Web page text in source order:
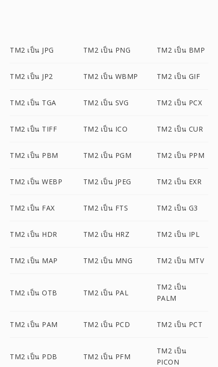
TM2 เป็น JPG TM2 เป็น PNG TM2 เป็น BMP
TM2 เป็น JP2 TM2 เป็น WBMP TM2 เป็น GIF
TM2 เป็น TGA TM2 เป็น SVG TM2 เป็น PCX
TM2 เป็น TIFF TM2 เป็น ICO TM2 เป็น CUR
TM2 เป็น PBM TM2 เป็น PGM TM2 เป็น PPM
TM2 เป็น WEBP TM2 เป็น JPEG TM2 เป็น EXR
TM2 เป็น FAX TM2 เป็น FTS TM2 เป็น G3
TM2 เป็น HDR TM2 เป็น HRZ TM2 เป็น IPL
TM2 เป็น MAP TM2 เป็น MNG TM2 เป็น MTV
TM2 เป็น OTB TM2 เป็น PAL
TM2 เป็น
PALM
TM2 เป็น PAM TM2 เป็น PCD TM2 เป็น PCT
TM2 เป็น PDB TM2 เป็น PFM
TM2 เป็น
PICON